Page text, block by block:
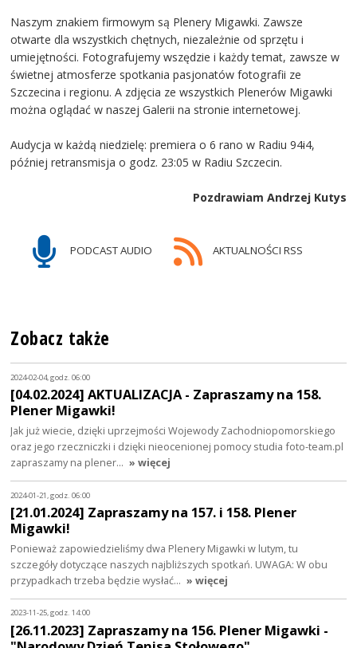
Naszym znakiem firmowym są Plenery Migawki. Zawsze
otwarte dla wszystkich chętnych, niezależnie od sprzętu i
umiejętności. Fotografujemy wszędzie i każdy temat, zawsze w
świetnej atmosferze spotkania pasjonatów fotografii ze
Szczecina i regionu. A zdjęcia ze wszystkich Plenerów Migawki
można oglądać w naszej Galerii na stronie internetowej.
Audycja w każdą niedzielę: premiera o 6 rano w Radiu 94i4,
później retransmisja o godz. 23:05 w Radiu Szczecin.
Pozdrawiam Andrzej Kutys
PODCAST AUDIO AKTUALNOŚCI RSS
Zobacz także
2024-02-04, godz. 06:00
[04.02.2024] AKTUALIZACJA - Zapraszamy na 158.
Plener Migawki!
Jak już wiecie, dzięki uprzejmości Wojewody Zachodniopomorskiego
oraz jego rzeczniczki i dzięki nieocenionej pomocy studia foto-team.pl
zapraszamy na plener… » więcej
2024-01-21, godz. 06:00
[21.01.2024] Zapraszamy na 157. i 158. Plener
Migawki!
Ponieważ zapowiedzieliśmy dwa Plenery Migawki w lutym, tu
szczegóły dotyczące naszych najbliższych spotkań. UWAGA: W obu
przypadkach trzeba będzie wysłać… » więcej
2023-11-25, godz. 14:00
[26.11.2023] Zapraszamy na 156. Plener Migawki -